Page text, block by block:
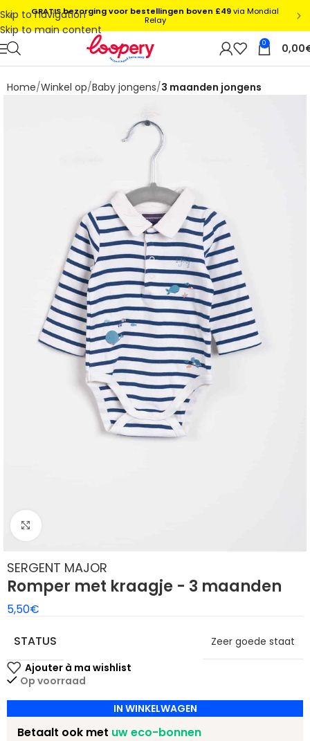
Skip to navigation
Skip to main content
0 0,00
Home Winkel op Baby jongens 3 maanden jongens
SERGENT MAJOR
Romper met kraagje - 3 maanden
5,50€
STATUS
Zeer goede staat
Op voorraad
IN WINKELWAGEN
Betaalt ook met uw eco-bonnen